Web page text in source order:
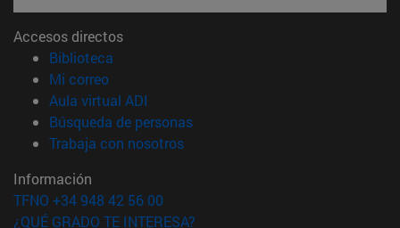
Accesos directos
Biblioteca
Mi correo(abre en nueva ventana)
Aula virtual ADI
Búsqueda de personas(abre en nueva ventana)
Trabaja con nosotros(abre en nueva ventana)
Información
TFNO +34 948 42 56 00
¿QUÉ GRADO TE INTERESA?